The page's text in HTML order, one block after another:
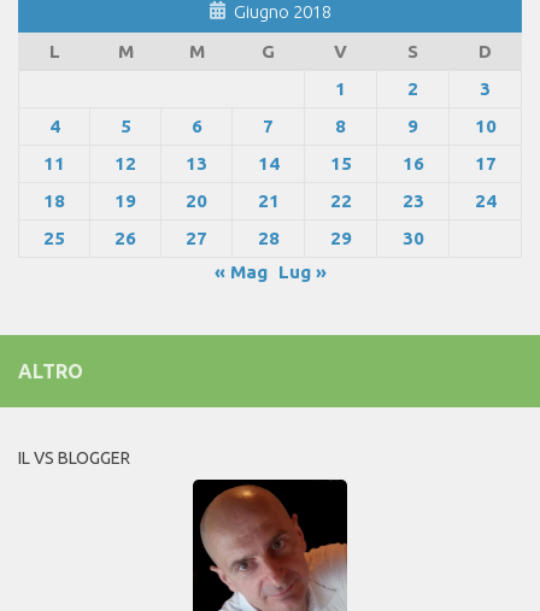
Giugno 2018
L
M M G V S
D
1
2
3
4
5 6 7 8 9
10
11
12 13 14 15 16
17
18
19 20 21 22 23
24
25
26 27 28 29
30
« Mag
Lug »
ALTRO
IL VS BLOGGER